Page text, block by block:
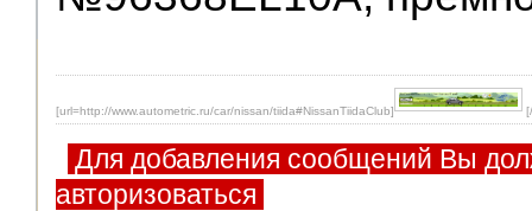
[url=http://www.autometric.ru/car/nissan/tiida#NissanTiidaClub]
Для добавления сообщений Вы
авторизоваться